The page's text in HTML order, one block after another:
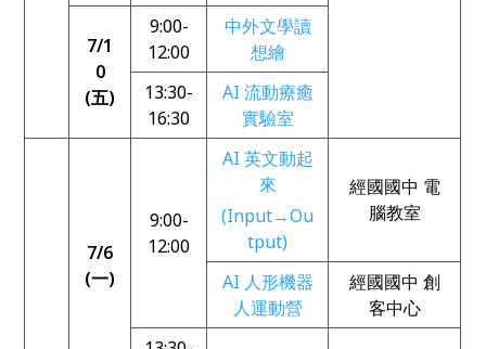
7/1
0
(五)
9:00-
12:00
中外文學讀
想繪
13:30-
16:30
AI 流動療癒
實驗室
7/6
(一)
9:00-
12:00
AI 英文動起
來
(Input→Ou
tput)
經國國中 電
腦教室
AI 人形機器
人運動營
經國國中 創
客中心